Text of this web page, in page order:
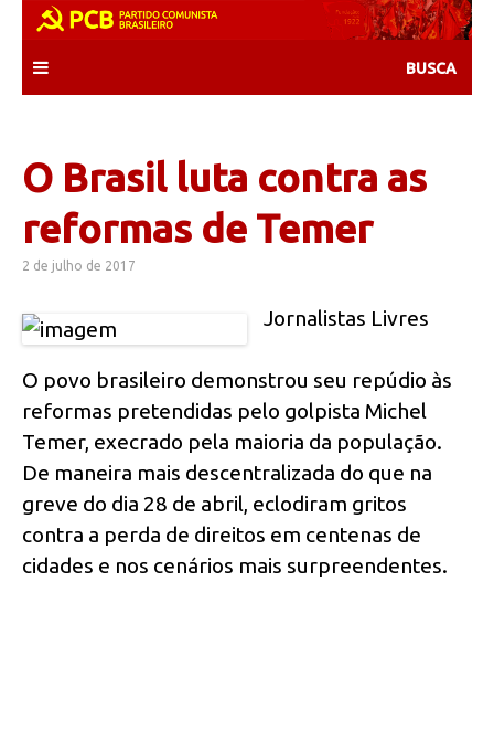
content
O Brasil luta contra as
reformas de Temer
2 de julho de 2017
Jornalistas Livres
O povo brasileiro demonstrou seu repúdio às
reformas pretendidas pelo golpista Michel
Temer, execrado pela maioria da população.
De maneira mais descentralizada do que na
greve do dia 28 de abril, eclodiram gritos
contra a perda de direitos em centenas de
cidades e nos cenários mais surpreendentes.